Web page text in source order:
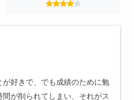
好きで、でも成績のために勉
が削られてしまい、それがス